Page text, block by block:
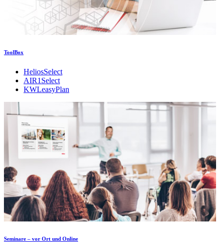
ToolBox
HeliosSelect
AIR1Select
KWLeasyPlan
Seminare – vor Ort und Online